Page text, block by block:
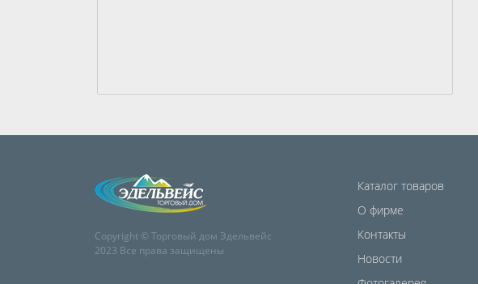
Copyright © Торговый дом Эдельвейс
2023 Все права защищены
Каталог товаров
О фирме
Контакты
Новости